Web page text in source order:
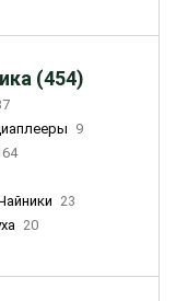
(454)
9
23
20